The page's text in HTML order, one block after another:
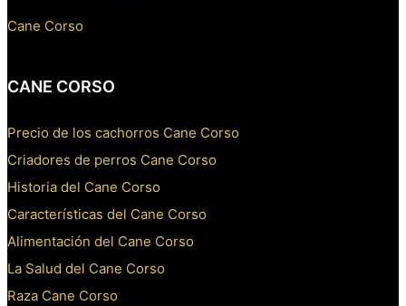
Cane Corso
CANE CORSO
Precio de los cachorros Cane Corso
Criadores de perros Cane Corso
Historia del Cane Corso
Características del Cane Corso
Alimentación del Cane Corso
La Salud del Cane Corso
Raza Cane Corso